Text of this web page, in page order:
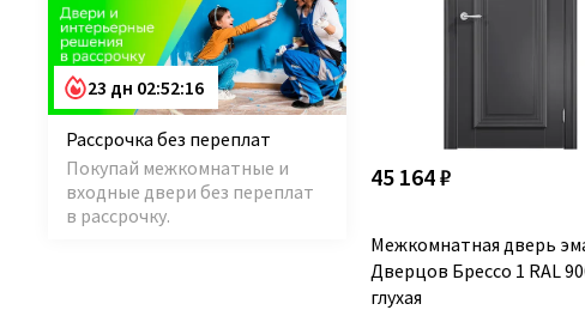
45 164 ₽
Межкомнатная дверь
Дверцов Брессо 1 RAL
глухая
23 дн 02:52:15
Рассрочка без переплат
Покупай межкомнатные и
входные двери без переплат
в рассрочку.